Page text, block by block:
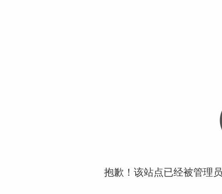
抱歉！该站点已经被管理